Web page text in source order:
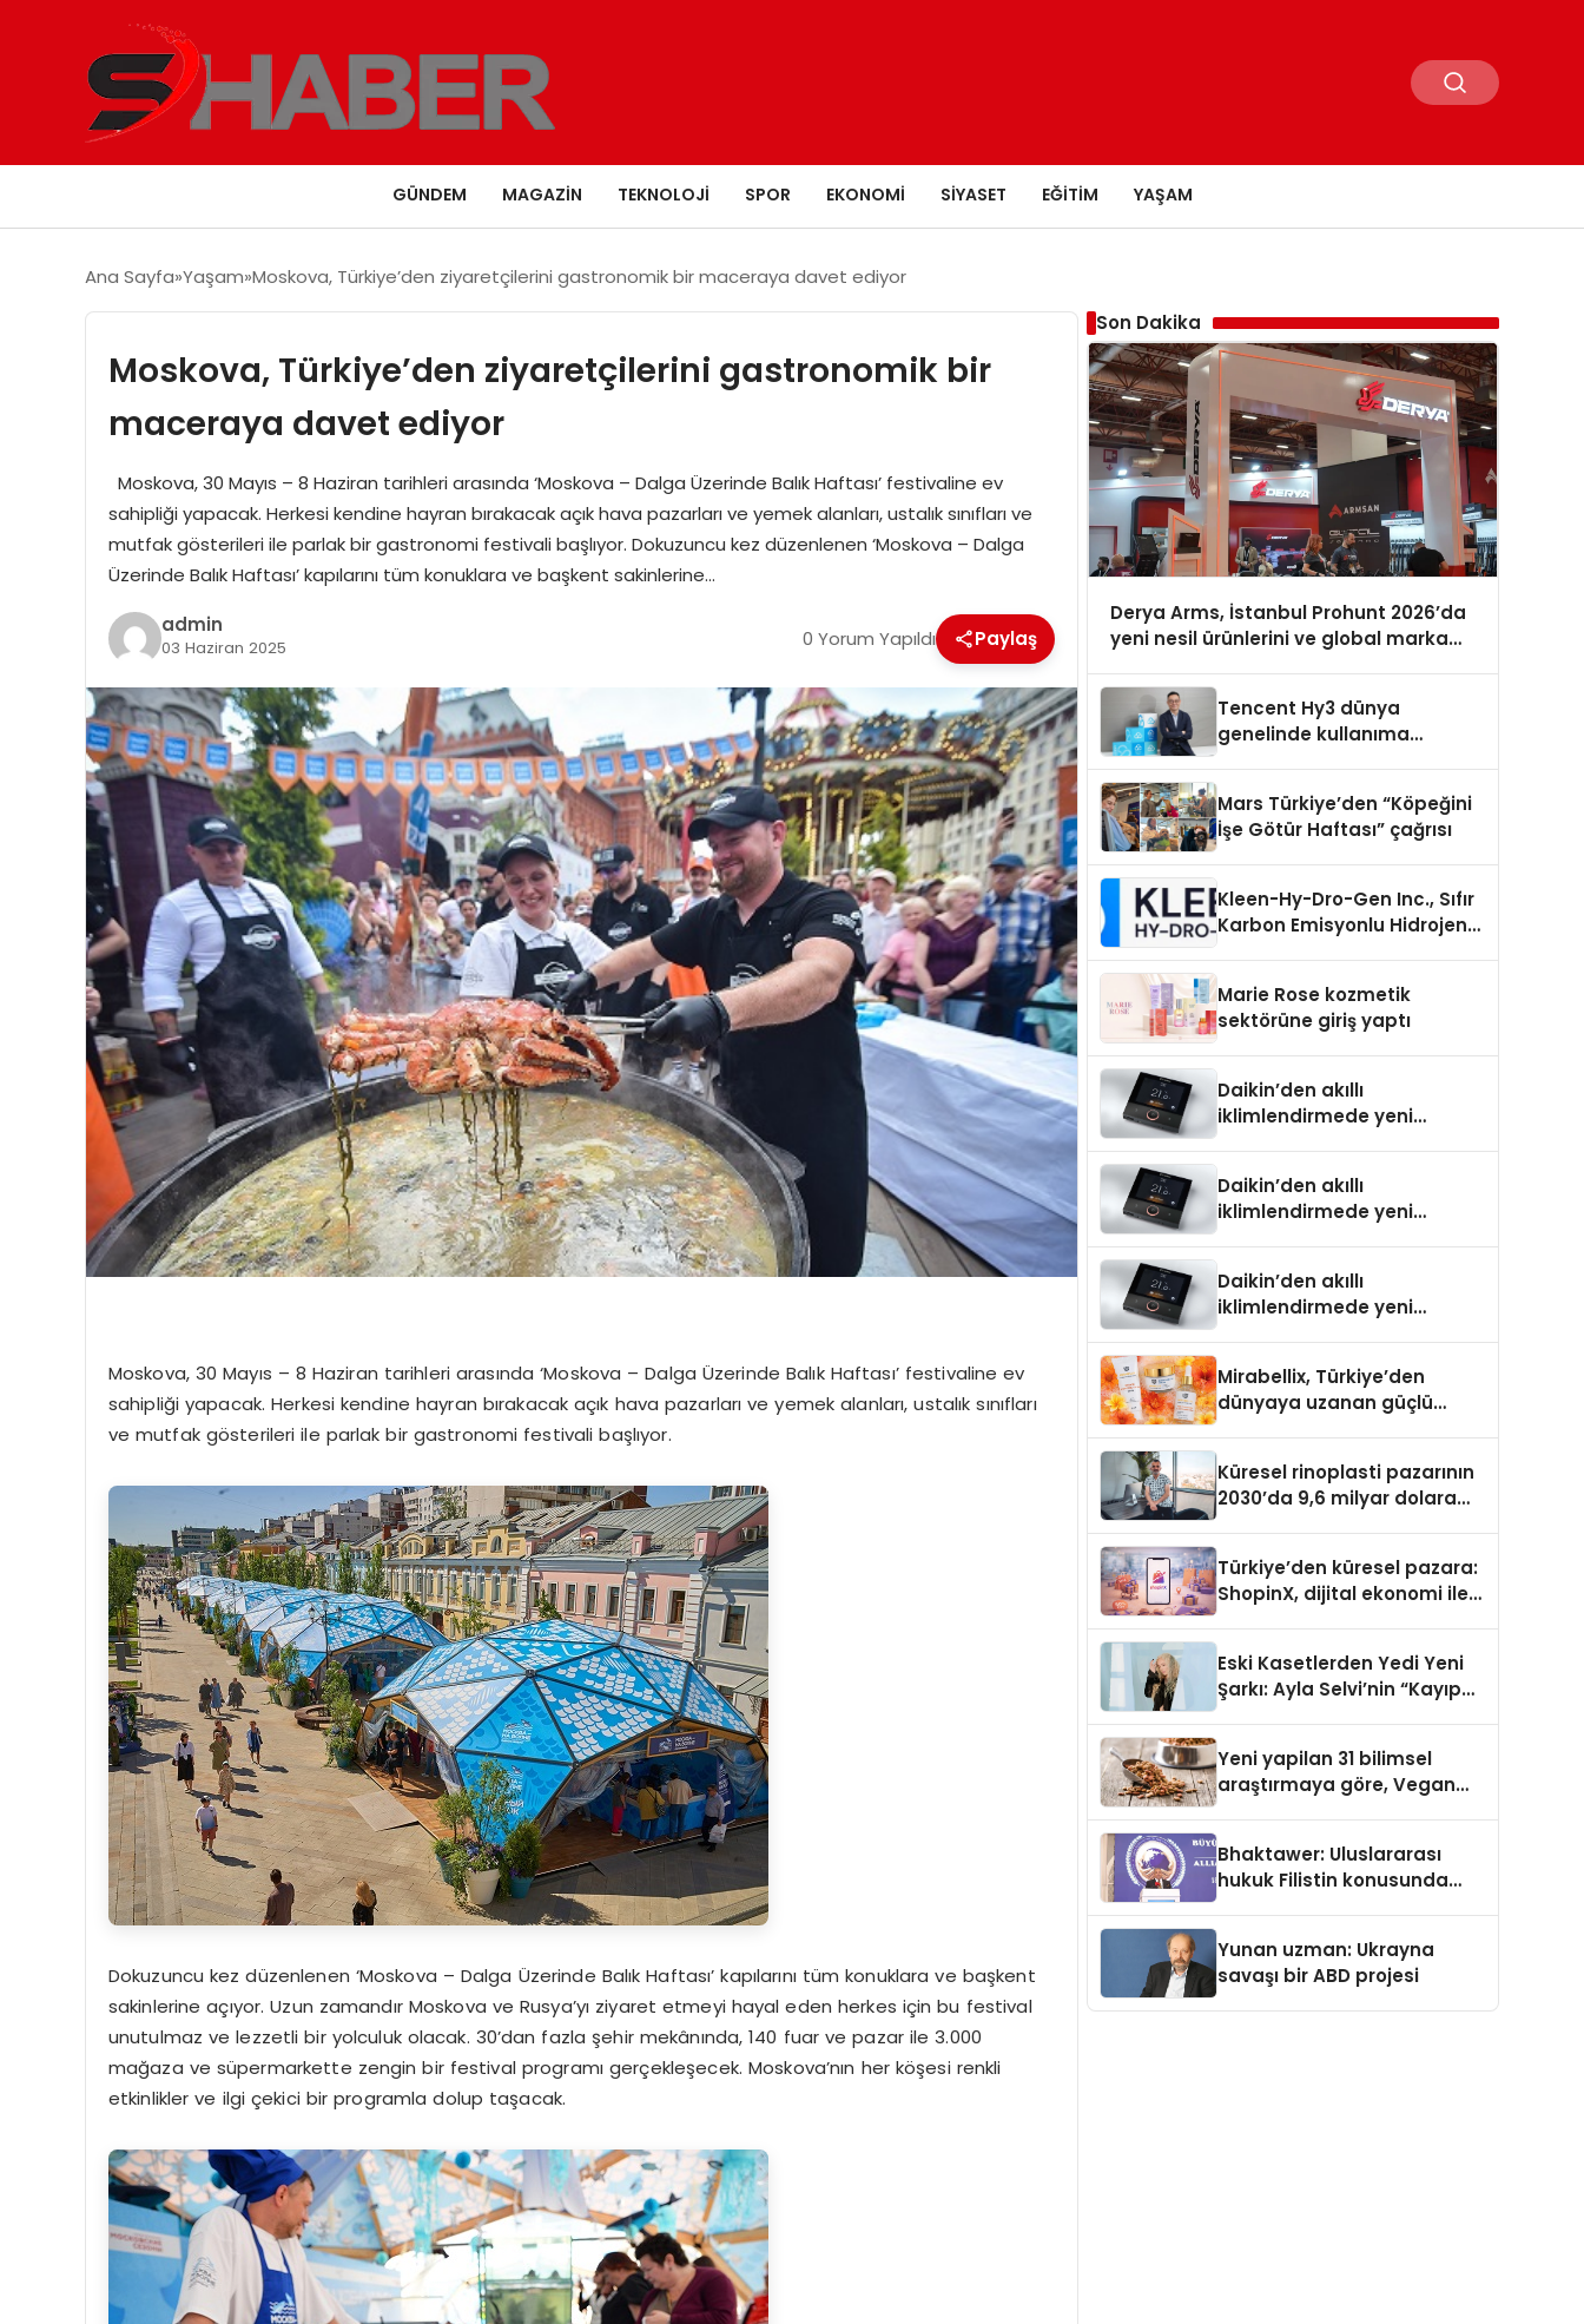
GÜNDEM MAGAZIN TEKNOLOJI SPOR EKONOMI SIYASET EĞITIM YAŞAM
Ana Sayfa Yaşam Moskova, Türkiye’den ziyaretçilerini gastronomik bir maceraya davet ediyor
Moskova, Türkiye’den ziyaretçilerini gastronomik bir
maceraya davet ediyor
Moskova, 30 Mayıs – 8 Haziran tarihleri arasında ‘Moskova – Dalga Üzerinde Balık Haftası’ festivaline ev
sahipliği yapacak. Herkesi kendine hayran bırakacak açık hava pazarları ve yemek alanları, ustalık sınıfları ve
mutfak gösterileri ile parlak bir gastronomi festivali başlıyor. Dokuzuncu kez düzenlenen ‘Moskova – Dalga
Üzerinde Balık Haftası’ kapılarını tüm konuklara ve başkent sakinlerine…
admin
03 Haziran 2025 0 Yorum Yapıldı Paylaş
Moskova, 30 Mayıs – 8 Haziran tarihleri arasında ‘Moskova – Dalga Üzerinde Balık Haftası’ festivaline ev
sahipliği yapacak. Herkesi kendine hayran bırakacak açık hava pazarları ve yemek alanları, ustalık sınıfları
ve mutfak gösterileri ile parlak bir gastronomi festivali başlıyor.
Dokuzuncu kez düzenlenen ‘Moskova – Dalga Üzerinde Balık Haftası’ kapılarını tüm konuklara ve başkent
sakinlerine açıyor. Uzun zamandır Moskova ve Rusya’yı ziyaret etmeyi hayal eden herkes için bu festival
unutulmaz ve lezzetli bir yolculuk olacak. 30’dan fazla şehir mekânında, 140 fuar ve pazar ile 3.000
mağaza ve süpermarkette zengin bir festival programı gerçekleşecek. Moskova’nın her köşesi renkli
etkinlikler ve ilgi çekici bir programla dolup taşacak.
Son Dakika
Derya Arms, İstanbul Prohunt 2026’da
yeni nesil ürünlerini ve global marka
Tencent Hy3 dünya
genelinde kullanıma
Mars Türkiye’den “Köpeğini
İşe Götür Haftası” çağrısı
Kleen-Hy-Dro-Gen Inc., Sıfır
Karbon Emisyonlu Hidrojen
Aldı
Marie Rose kozmetik
sektörüne giriş yaptı
Daikin’den akıllı
iklimlendirmede yeni
Daikin’den akıllı
iklimlendirmede yeni
Daikin’den akıllı
iklimlendirmede yeni
Mirabellix, Türkiye’den
dünyaya uzanan güçlü
Küresel rinoplasti pazarının
2030’da 9,6 milyar dolara
Türkiye’den küresel pazara:
ShopinX, dijital ekonomi ile
Eski Kasetlerden Yedi Yeni
Şarkı: Ayla Selvi’nin “Kayıp
Yeni yapilan 31 bilimsel
araştırmaya göre, Vegan
Sindirildiğini Ortaya Koydu
Bhaktawer: Uluslararası
hukuk Filistin konusunda
Yunan uzman: Ukrayna
savaşı bir ABD projesi